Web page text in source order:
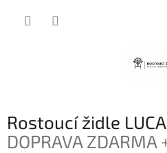
Rostoucí židle
DOPRAVA ZDARMA